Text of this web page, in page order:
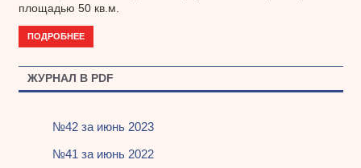
площадью 50 кв.м.
ПОДРОБНЕЕ
ЖУРНАЛ В PDF
№42 за июнь 2023
№41 за июнь 2022